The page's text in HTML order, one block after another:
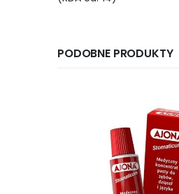
PODOBNE PRODUKTY